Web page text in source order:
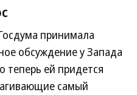
принимала
обсуждение у Запада
теперь ей придется
самый